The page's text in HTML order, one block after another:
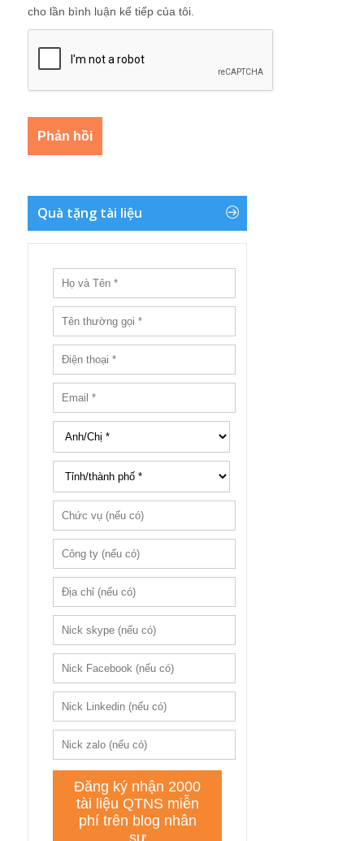
cho lần bình luận kế tiếp của tôi.
Quà tặng tài liệu